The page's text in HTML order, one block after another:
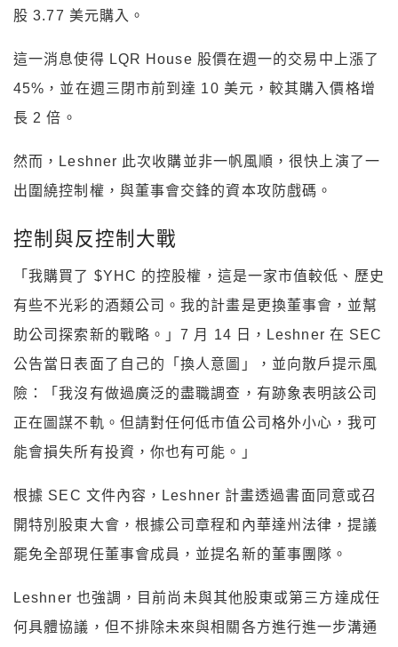
股 3.77 美元購入。
這一消息使得 LQR House 股價在週一的交易中上漲了
45%，並在週三閉市前到達 10 美元，較其購入價格增
長 2 倍。
然而，Leshner 此次收購並非一帆風順，很快上演了一
出圍繞控制權，與董事會交鋒的資本攻防戲碼。
控制與反控制大戰
「我購買了 $YHC 的控股權，這是一家市值較低、歷史
有些不光彩的酒類公司。我的計畫是更換董事會，並幫
助公司探索新的戰略。」7 月 14 日，Leshner 在 SEC
公告當日表面了自己的「換人意圖」，並向散戶提示風
險：「我沒有做過廣泛的盡職調查，有跡象表明該公司
正在圖謀不軌。但請對任何低市值公司格外小心，我可
能會損失所有投資，你也有可能。」
根據 SEC 文件內容，Leshner 計畫透過書面同意或召
開特別股東大會，根據公司章程和內華達州法律，提議
罷免全部現任董事會成員，並提名新的董事團隊。
Leshner 也強調，目前尚未與其他股東或第三方達成任
何具體協議，但不排除未來與相關各方進行進一步溝通